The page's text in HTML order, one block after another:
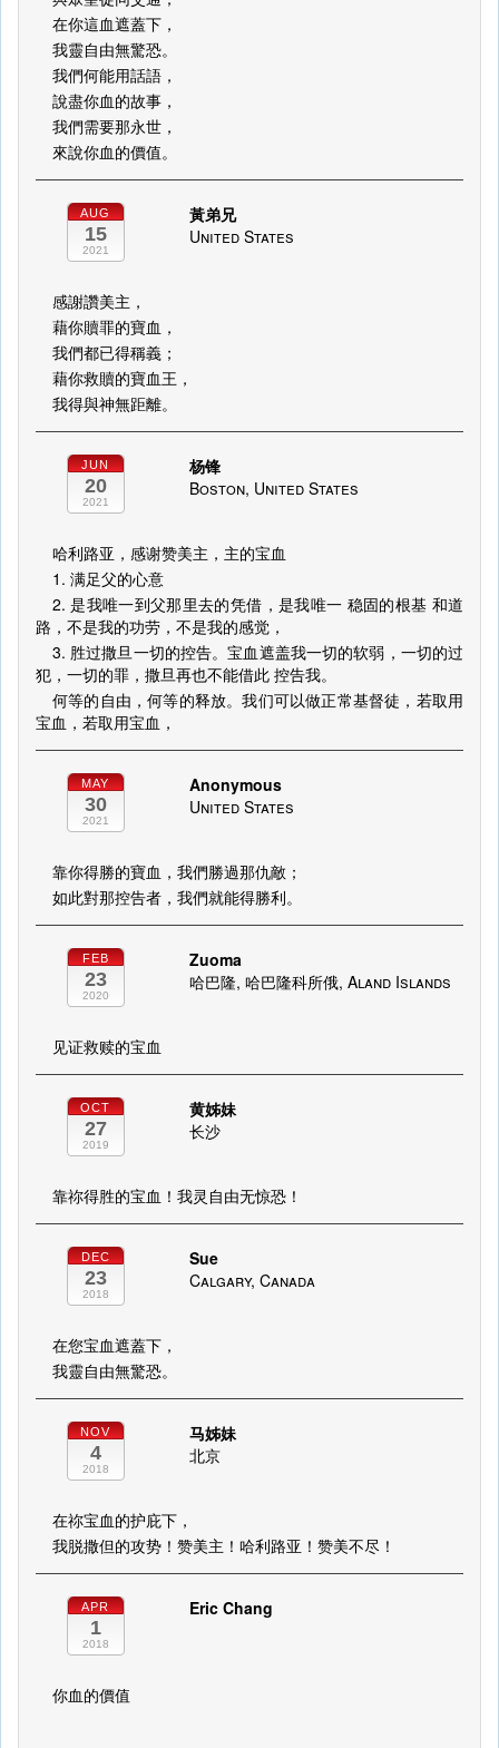
在你這血遮蓋下，
我靈自由無驚恐。
我們何能用話語，
說盡你血的故事，
我們需要那永世，
來說你血的價值。
AUG
15
2021
黃弟兄
United States
感謝讚美主，
藉你贖罪的寶血，
我們都已得稱義；
藉你救贖的寶血王，
我得與神無距離。
JUN
20
2021
杨锋
Boston, United States
哈利路亚，感谢赞美主，主的宝血
1. 满足父的心意
2. 是我唯一到父那里去的凭借，是我唯一 稳固的根基 和道
路，不是我的功劳，不是我的感觉，
3. 胜过撒旦一切的控告。宝血遮盖我一切的软弱，一切的过
犯，一切的罪，撒旦再也不能借此 控告我。
何等的自由，何等的释放。我们可以做正常基督徒，若取用
宝血，若取用宝血，
MAY
30
2021
Anonymous
United States
靠你得勝的寶血，我們勝過那仇敵；
如此對那控告者，我們就能得勝利。
FEB
23
2020
Zuoma
哈巴隆, 哈巴隆科所俄, Aland Islands
见证救赎的宝血
OCT
27
2019
黄姊妹
长沙
靠祢得胜的宝血！我灵自由无惊恐！
DEC
23
2018
Sue
Calgary, Canada
在您宝血遮蓋下，
我靈自由無驚恐。
NOV
4
2018
马姊妹
北京
在祢宝血的护庇下，
我脱撒但的攻势！赞美主！哈利路亚！赞美不尽！
APR
1
2018
Eric Chang
你血的價值